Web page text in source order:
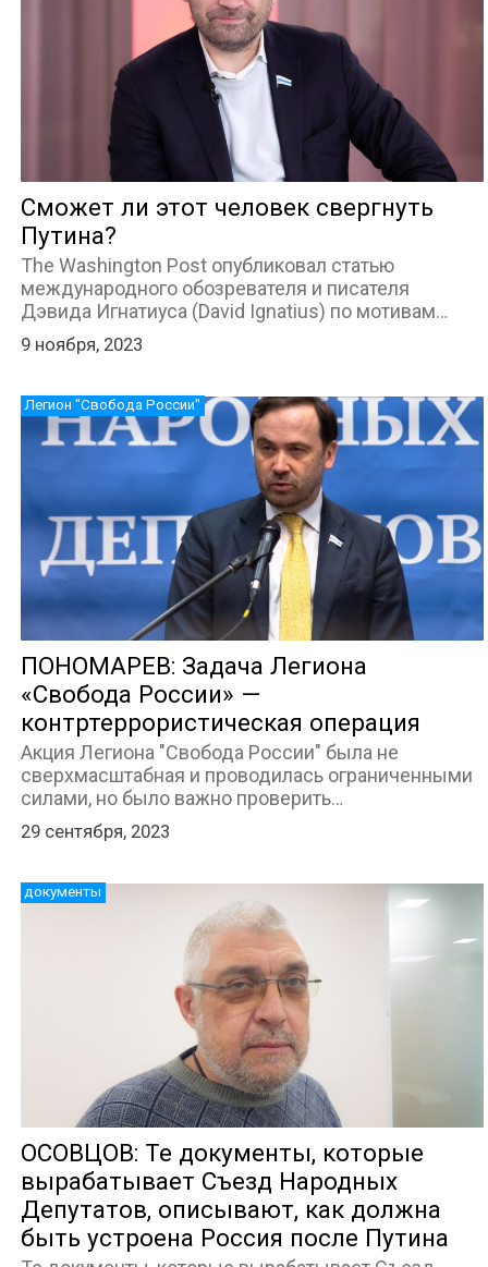
Сможет ли этот человек свергнуть
Путина?
The Washington Post опубликовал статью
международного обозревателя и писателя
Дэвида Игнатиуса (David Ignatius) по мотивам…
9 ноября, 2023
Легион "Свобода России"
ПОНОМАРЕВ: Задача Легиона
«Свобода России» —
контртеррористическая операция
Акция Легиона "Свобода России" была не
сверхмасштабная и проводилась ограниченными
силами, но было важно проверить…
29 сентября, 2023
документы
ОСОВЦОВ: Те документы, которые
вырабатывает Съезд Народных
Депутатов, описывают, как должна
быть устроена Россия после Путина